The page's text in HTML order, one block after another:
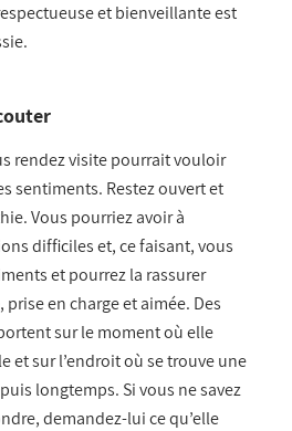
et bienveillante est
rendez visite pourrait vouloir
sentiments. Restez ouvert et
Vous pourriez avoir à
difficiles et, ce faisant, vous
et pourrez la rassurer
prise en charge et aimée. Des
sur le moment où elle
et sur l’endroit où se trouve une
longtemps. Si vous ne savez
demandez-lui ce qu’elle